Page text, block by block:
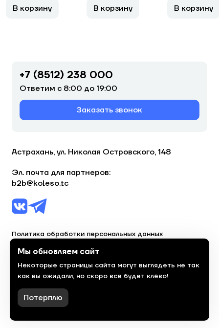
В корзину В корзину В корзину
+7 (8512) 238 000
Ответим с 8:00 до 19:00
Заказать звонок
Астрахань, ул. Николая Островского, 148
Эл. почта для партнеров:
b2b@koleso.tc
Политика обработки персональных данных
© 2023, торгово-сервисная сеть «Колесо»
Политика конфиденциальности
Сделано
красиво
Мы обновляем сайт
Некоторые страницы сайта могут выглядеть не так
как вы ожидали, но скоро всё будет клёво!
Потерплю